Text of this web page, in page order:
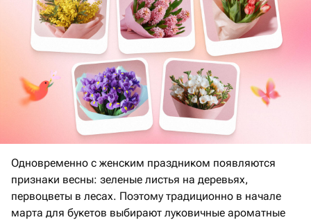
Одновременно с женским праздником появляются
признаки весны: зеленые листья на деревьях,
первоцветы в лесах. Поэтому традиционно в начале
марта для букетов выбирают луковичные ароматные